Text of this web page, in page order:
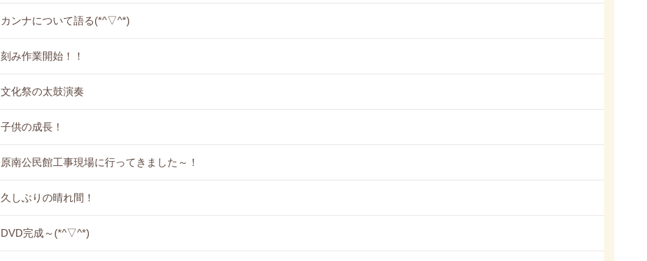
カンナについて語る(*^▽^*)
刻み作業開始！！
文化祭の太鼓演奏
子供の成長！
原南公民館工事現場に行ってきました～！
久しぶりの晴れ間！
DVD完成～(*^▽^*)